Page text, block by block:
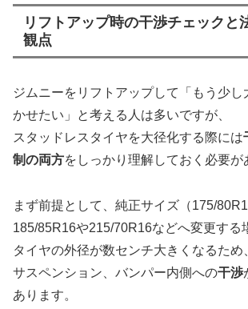
リフトアップ時の干渉チェックと
観点
ジムニーをリフトアップして「もう少し
かせたい」と考える人は多いですが、
スタッドレスタイヤを大径化する際には
制の両方をしっかり理解しておく必要が
まず前提として、純正サイズ（175/
185/85R16や215/70R16などへ変更する
タイヤの外径が数センチ大きくなるた
サスペンション、バンパー内側への干渉
あります。